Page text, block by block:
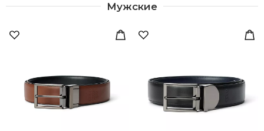
Мужские